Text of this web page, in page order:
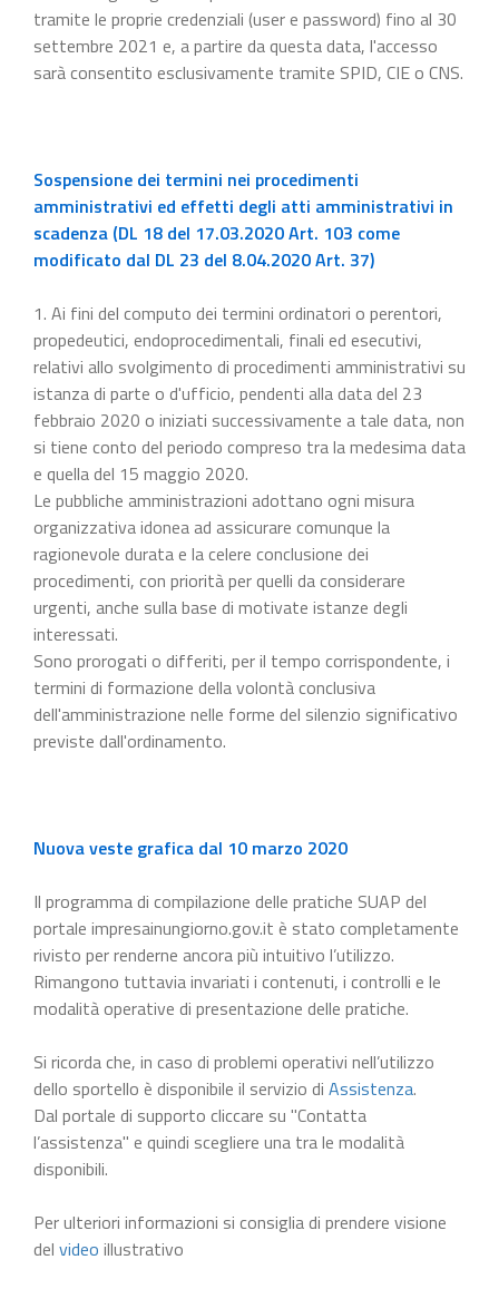
tramite le proprie credenziali (user e password) fino al 30
settembre 2021 e, a partire da questa data, l'accesso
sarà consentito esclusivamente tramite SPID, CIE o CNS.
Sospensione dei termini nei procedimenti
amministrativi ed effetti degli atti amministrativi in
scadenza (DL 18 del 17.03.2020 Art. 103 come
modificato dal DL 23 del 8.04.2020 Art. 37)
1. Ai fini del computo dei termini ordinatori o perentori,
propedeutici, endoprocedimentali, finali ed esecutivi,
relativi allo svolgimento di procedimenti amministrativi su
istanza di parte o d'ufficio, pendenti alla data del 23
febbraio 2020 o iniziati successivamente a tale data, non
si tiene conto del periodo compreso tra la medesima data
e quella del 15 maggio 2020.
Le pubbliche amministrazioni adottano ogni misura
organizzativa idonea ad assicurare comunque la
ragionevole durata e la celere conclusione dei
procedimenti, con priorità per quelli da considerare
urgenti, anche sulla base di motivate istanze degli
interessati.
Sono prorogati o differiti, per il tempo corrispondente, i
termini di formazione della volontà conclusiva
dell'amministrazione nelle forme del silenzio significativo
previste dall'ordinamento.
Nuova veste grafica dal 10 marzo 2020
Il programma di compilazione delle pratiche SUAP del
portale impresainungiorno.gov.it è stato completamente
rivisto per renderne ancora più intuitivo l’utilizzo.
Rimangono tuttavia invariati i contenuti, i controlli e le
modalità operative di presentazione delle pratiche.
Si ricorda che, in caso di problemi operativi nell’utilizzo
dello sportello è disponibile il servizio di Assistenza.
Dal portale di supporto cliccare su "Contatta
l’assistenza" e quindi scegliere una tra le modalità
disponibili.
Per ulteriori informazioni si consiglia di prendere visione
del video illustrativo